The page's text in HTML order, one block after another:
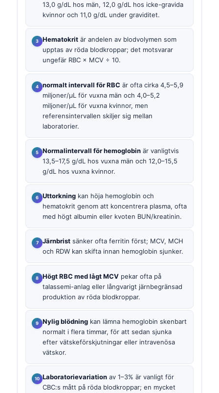
13,0 g/dL hos män, 12,0 g/dL hos icke-gravida
kvinnor och 11,0 g/dL under graviditet.
Hematokrit är andelen av blodvolymen som
upptas av röda blodkroppar; det motsvarar
ungefär RBC × MCV ÷ 10.
normalt intervall för RBC är ofta cirka 4,5–5,9
miljoner/µL för vuxna män och 4,0–5,2
miljoner/µL för vuxna kvinnor, men
referensintervallen skiljer sig mellan
laboratorier.
Normalintervall för hemoglobin är vanligtvis
13,5–17,5 g/dL hos vuxna män och 12,0–15,5
g/dL hos vuxna kvinnor.
Uttorkning kan höja hemoglobin och
hematokrit genom att koncentrera plasma, ofta
med högt albumin eller kvoten BUN/kreatinin.
Järnbrist sänker ofta ferritin först; MCV, MCH
och RDW kan skifta innan hemoglobin sjunker.
Högt RBC med lågt MCV pekar ofta på
talassemi-anlag eller långvarigt järnbegränsad
produktion av röda blodkroppar.
Nylig blödning kan lämna hemoglobin skenbart
normalt i flera timmar, för att sedan sjunka
efter vätskeförskjutningar eller intravenösa
vätskor.
Laboratorievariation av 1–3% är vanligt för
CBC:s mått på röda blodkroppar; en mycket